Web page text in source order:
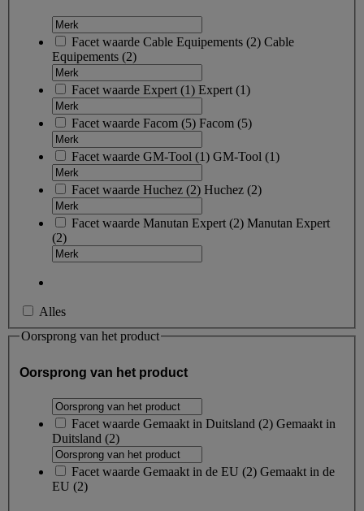
Facet waarde Cable Equipements (2) Cable
Equipements (2)
Facet waarde Expert(1) Expert(1)
Facet waarde Facom (5) Facom (5)
Facet waarde GM-Tool (1) GM-Tool (1)
Facet waarde Huchez (2) Huchez (2)
Facet waarde Manutan Expert(2) Manutan Expert
(2)
Alles
Oorsprong van het product
Oorsprong van het product
Facet waarde Gemaakt in Duitsland (2) Gemaakt in
Duitsland (2)
Facet waarde Gemaakt in de EU (2) Gemaakt in de
EU (2)